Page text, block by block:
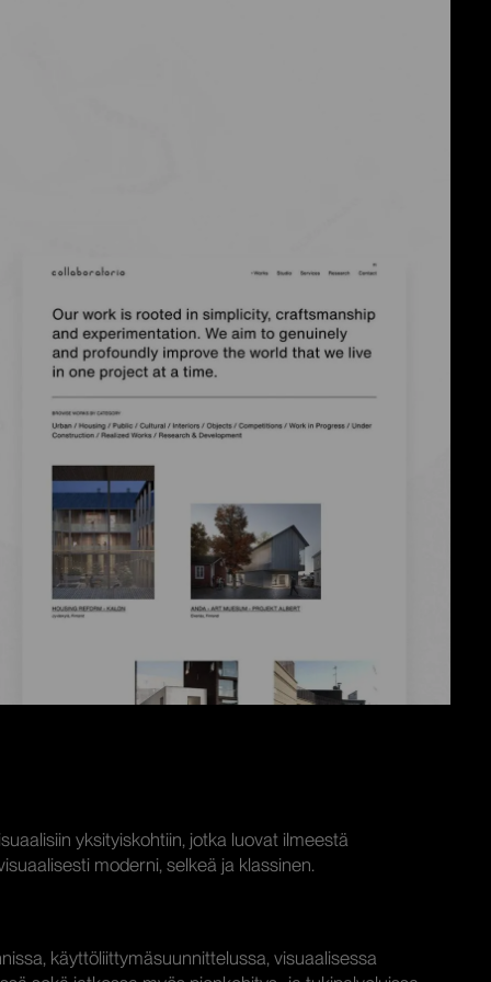
yksityiskohtiin, jotka luovat ilmeestä
moderni, selkeä ja klassinen.
käyttöliittymäsuunnittelussa, visuaalisessa